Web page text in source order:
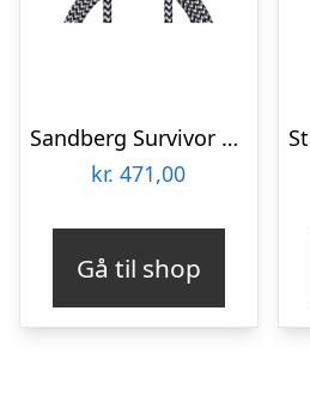
Sandberg Survivor USB-C to Lightning Cable – 1m
kr. 471,00
Gå til shop